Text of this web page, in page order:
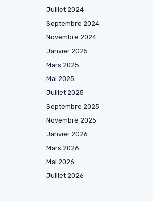
Juillet 2024
Septembre 2024
Novembre 2024
Janvier 2025
Mars 2025
Mai 2025
Juillet 2025
Septembre 2025
Novembre 2025
Janvier 2026
Mars 2026
Mai 2026
Juillet 2026